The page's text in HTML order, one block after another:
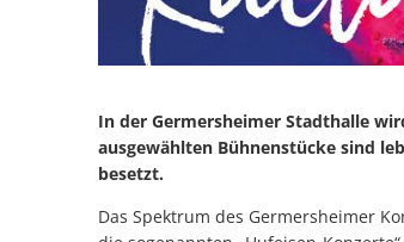
In der Germersheimer Stadthalle
ausgewählten Bühnenstücke sind
besetzt.
Das Spektrum des Germersheimer